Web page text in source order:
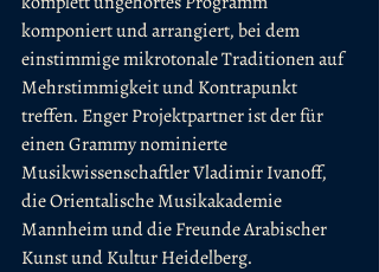
komponiert und arrangiert, bei dem
einstimmige mikrotonale Traditionen auf
Mehrstimmigkeit und Kontrapunkt
treffen. Enger Projektpartner ist der für
einen Grammy nominierte
Musikwissenschaftler Vladimir Ivanoff,
die Orientalische Musikakademie
Mannheim und die Freunde Arabischer
Kunst und Kultur Heidelberg.